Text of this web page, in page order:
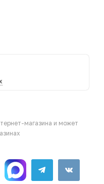
магазина и может